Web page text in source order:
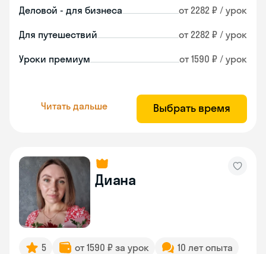
Деловой - для бизнеса от 2282 ₽ / урок
Для путешествий от 2282 ₽ / урок
Уроки премиум от 1590 ₽ / урок
Читать дальше Выбрать время
Диана
5 от 1590 ₽ за урок
10 лет опыта